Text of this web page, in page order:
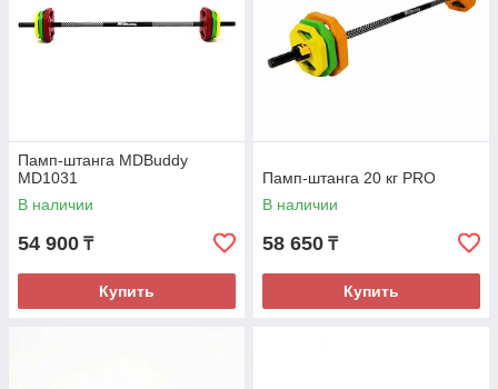
Памп-штанга MDBuddy
MD1031
В наличии
54 900 ₸
Купить
Памп-штанга 20 кг PRO
В наличии
58 650 ₸
Купить